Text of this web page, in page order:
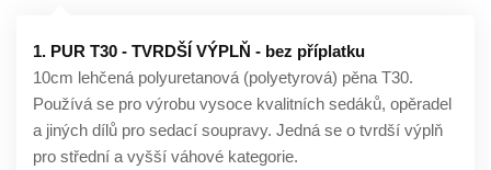
1. PUR T30 - TVRDŠÍ VÝPLŇ - bez příplatku
10cm lehčená polyuretanová (polyetyrová) pěna T30.
Používá se pro výrobu vysoce kvalitních sedáků, opěradel
a jiných dílů pro sedací soupravy. Jedná se o tvrdší výplň
pro střední a vyšší váhové kategorie.